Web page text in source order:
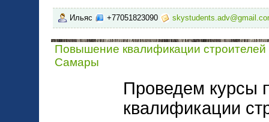
Ильяс +77051823090
Повышение квалификации строителей
Самары
Проведем курсы
квалификации